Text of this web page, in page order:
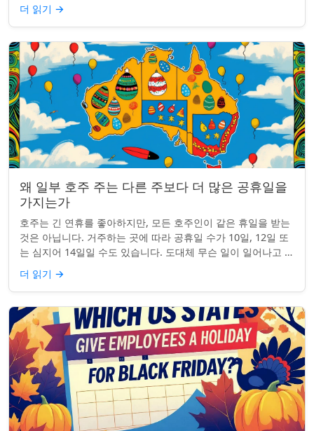
더 읽기 →
왜 일부 호주 주는 다른 주보다 더 많은 공휴일을
가지는가
호주는 긴 연휴를 좋아하지만, 모든 호주인이 같은 휴일을 받는
것은 아닙니다. 거주하는 곳에 따라 공휴일 수가 10일, 12일 또
는 심지어 14일일 수도 있습니다. 도대체 무슨 일이 일어나고 있
는 걸까요? 왜 일부 ...
더 읽기 →